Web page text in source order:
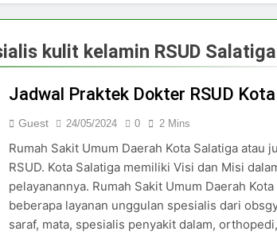
RS. Puri Asih Salatiga 2025
Pasien BPJS RSUD Bung Karno
kulit kelamin RSUD Salatiga
Jadwal Praktek Dokter RSUD
Guest 24/05/2024 0 2 Mins
Rumah Sakit Umum Daerah Kota Salatiga atau
RSUD. Kota Salatiga memiliki Visi dan Misi
pelayanannya. Rumah Sakit Umum Daerah
beberapa layanan unggulan spesialis dari
saraf, mata, spesialis penyakit dalam,